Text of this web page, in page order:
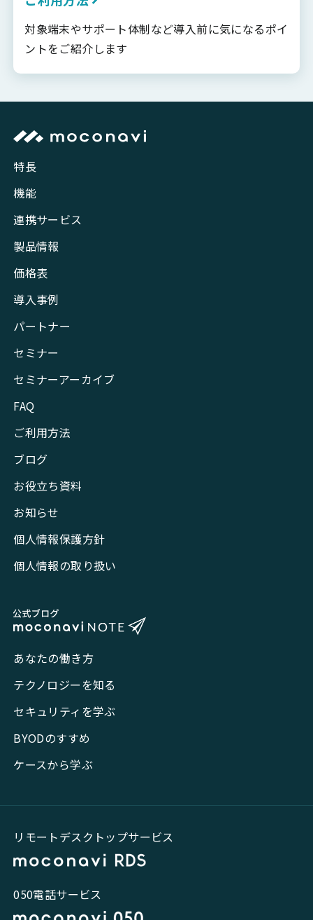
対象端末やサポート体制など導入前に気になるポイ
ントをご紹介します
特長
機能
連携サービス
製品情報
価格表
導入事例
パートナー
セミナー
セミナーアーカイブ
FAQ
ご利用方法
ブログ
お役立ち資料
お知らせ
個人情報保護方針
個人情報の取り扱い
あなたの働き方
テクノロジーを知る
セキュリティを学ぶ
BYODのすすめ
ケースから学ぶ
リモートデスクトップサービス
050電話サービス